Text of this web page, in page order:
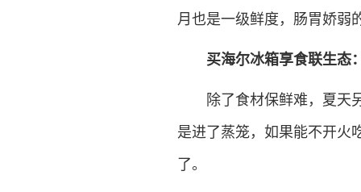
月也是一级鲜度，肠胃娇弱
买海尔冰箱享食联生态
除了食材保鲜难，夏天另
是进了蒸笼，如果能不开火
了。